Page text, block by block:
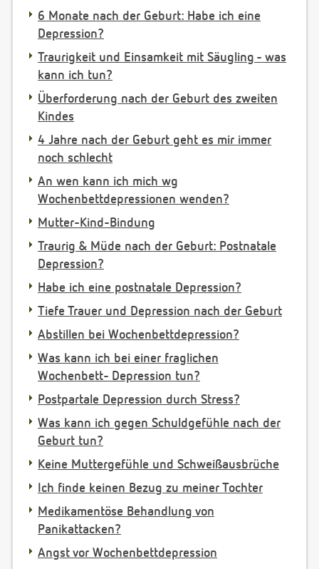
6 Monate nach der Geburt: Habe ich eine
Depression?
Traurigkeit und Einsamkeit mit Säugling - was
kann ich tun?
Überforderung nach der Geburt des zweiten
Kindes
4 Jahre nach der Geburt geht es mir immer
noch schlecht
An wen kann ich mich wg
Wochenbettdepressionen wenden?
Mutter-Kind-Bindung
Traurig & Müde nach der Geburt: Postnatale
Depression?
Habe ich eine postnatale Depression?
Tiefe Trauer und Depression nach der Geburt
Abstillen bei Wochenbettdepression?
Was kann ich bei einer fraglichen
Wochenbett- Depression tun?
Postpartale Depression durch Stress?
Was kann ich gegen Schuldgefühle nach der
Geburt tun?
Keine Muttergefühle und Schweißausbrüche
Ich finde keinen Bezug zu meiner Tochter
Medikamentöse Behandlung von
Panikattacken?
Angst vor Wochenbettdepression